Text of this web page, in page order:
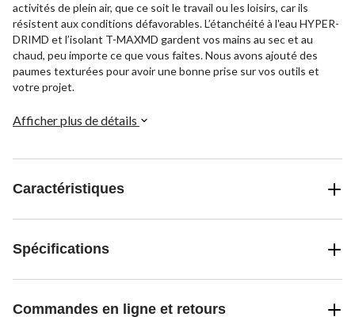
activités de plein air, que ce soit le travail ou les loisirs, car ils
résistent aux conditions défavorables. L’étanchéité à l'eau HYPER-
DRIMD et l’isolant T-MAXMD gardent vos mains au sec et au
chaud, peu importe ce que vous faites. Nous avons ajouté des
paumes texturées pour avoir une bonne prise sur vos outils et
votre projet.
Afficher plus de détails
Caractéristiques
Spécifications
Commandes en ligne et retours